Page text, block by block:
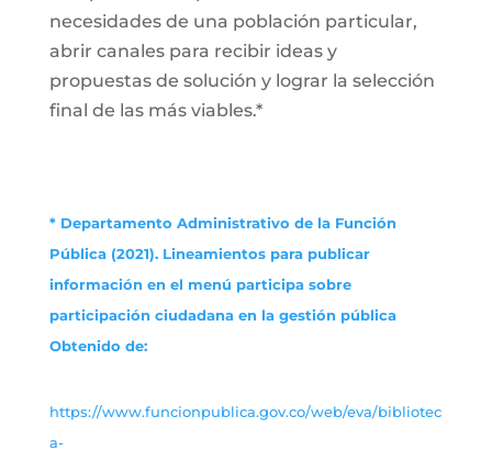
necesidades de una población particular,
abrir canales para recibir ideas y
propuestas de solución y lograr la selección
final de las más viables.*
* Departamento Administrativo de la Función
Pública (2021). Lineamientos para publicar
información en el menú participa sobre
participación ciudadana en la gestión pública
Obtenido de:
https://www.funcionpublica.gov.co/web/eva/bibliotec
a-